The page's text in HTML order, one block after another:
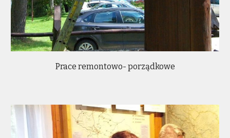
Prace remontowo- porządkowe